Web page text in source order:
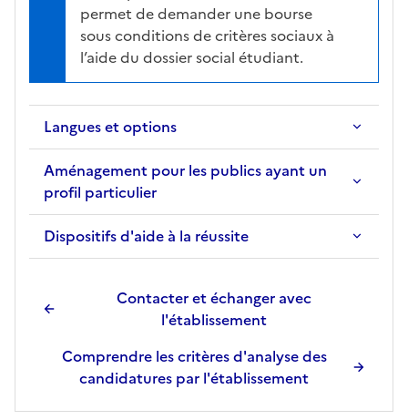
permet de demander une bourse
sous conditions de critères sociaux à
l’aide du dossier social étudiant.
Langues et options
Aménagement pour les publics ayant un
profil particulier
Dispositifs d'aide à la réussite
Contacter et échanger avec
l'établissement
Comprendre les critères d'analyse des
candidatures par l'établissement